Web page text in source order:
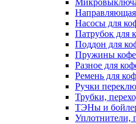
Насосы для
Патрубок для
Поддон для
Пружины
Разное для
Ремень для
Ручки
Трубки,
ТЭНы и
Уплотнители,